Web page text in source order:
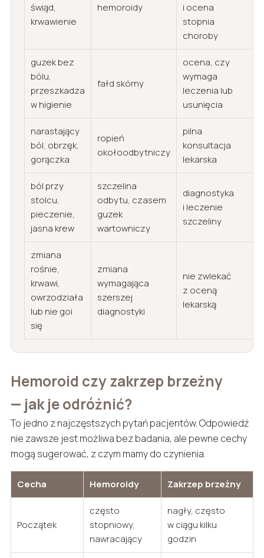
świąd,
krwawienie
hemoroidy
i ocena
stopnia
choroby
guzek bez
bólu,
przeszkadza
w higienie
fałd skórny
ocena, czy
wymaga
leczenia lub
usunięcia
narastający
ból, obrzęk,
gorączka
ropień
okołoodbytniczy
pilna
konsultacja
lekarska
ból przy
stolcu,
pieczenie,
jasna krew
szczelina
odbytu, czasem
guzek
wartowniczy
diagnostyka
i leczenie
szczeliny
zmiana
rośnie,
krwawi,
owrzodziała
lub nie goi
się
zmiana
wymagająca
szerszej
diagnostyki
nie zwlekać
z oceną
lekarską
Hemoroid czy zakrzep brzeżny
— jak je odróżnić?
To jedno z najczęstszych pytań pacjentów. Odpowiedź
nie zawsze jest możliwa bez badania, ale pewne cechy
mogą sugerować, z czym mamy do czynienia.
Cecha Hemoroidy Zakrzep brzeżny
Początek
często
stopniowy,
nawracający
nagły, często
w ciągu kilku
godzin